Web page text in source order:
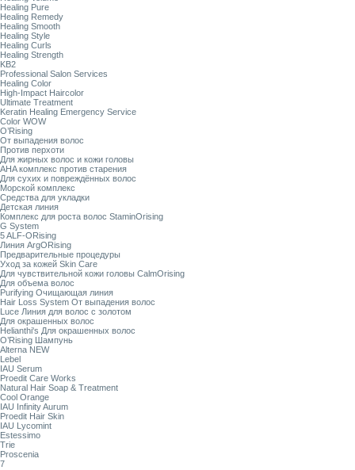
Healing Pure
Healing Remedy
Healing Smooth
Healing Style
Healing Curls
Healing Strength
KB2
Professional Salon Services
Healing Color
High-Impact Haircolor
Ultimate Treatment
Keratin Healing Emergency Service
Color WOW
O’Rising
От выпадения волос
Против перхоти
Для жирных волос и кожи головы
AHA комплекс против старения
Для сухих и повреждённых волос
Морской комплекс
Средства для укладки
Детская линия
Комплекс для роста волос StaminOrising
G System
5 ALF-ORising
Линия ArgORising
Предварительные процедуры
Уход за кожей Skin Care
Для чувствительной кожи головы CalmOrising
Для объема волос
Purifying Очищающая линия
Hair Loss System От выпадения волос
Luce Линия для волос с золотом
Для окрашенных волос
Helianthi's Для окрашенных волос
O’Rising Шампунь
Alterna NEW
Lebel
IAU Serum
Proedit Care Works
Natural Hair Soap & Treatment
Cool Orange
IAU Infinity Aurum
Proedit Hair Skin
IAU Lycomint
Estessimo
Trie
Proscenia
7